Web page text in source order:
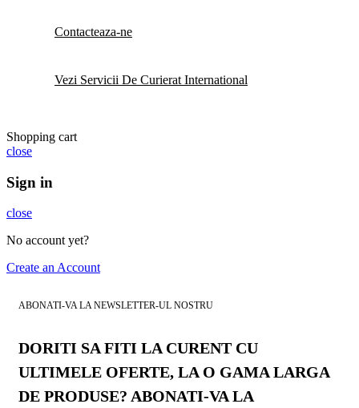
Contacteaza-ne
Vezi Servicii De Curierat International
Shopping cart
close
Sign in
close
No account yet?
Create an Account
ABONATI-VA LA NEWSLETTER-UL NOSTRU
DORITI SA FITI LA CURENT CU
ULTIMELE OFERTE, LA O GAMA LARGA
DE PRODUSE? ABONATI-VA LA